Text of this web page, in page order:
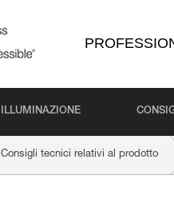
ILLUMINAZIONE
Consigli tecnici relativi al prodotto